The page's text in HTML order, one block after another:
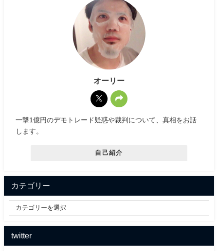
オーリー
一撃1億円のデモトレード疑惑や裁判について、真相をお話
します。
自己紹介
カテゴリー
twitter